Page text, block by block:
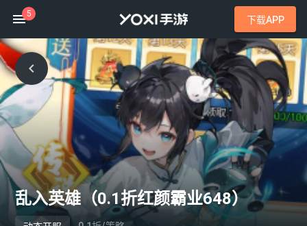
5
下载APP
乱入英雄（0.1折红颜霸业648）